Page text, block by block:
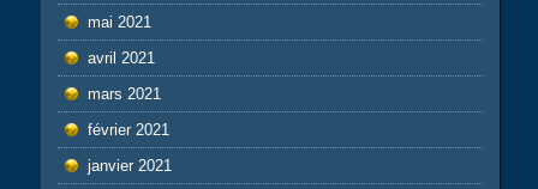
mai 2021
avril 2021
mars 2021
février 2021
janvier 2021